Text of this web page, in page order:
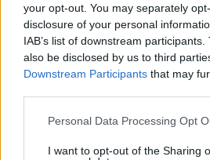
your opt-out. You may separately
disclosure of your personal
IAB’s list of downstream
also be disclosed by us to third
Downstream Participants that may
Please note that this website/app
not limited to your visit or usage
Personal Data Processing Opt
I want to opt-out of the Sharing
άσκηση πολιτικής να γίνει
αποτελεσματική», το
αποτυπώνει κεντρικές
ανάμεσα στις οποίες «η
συμπεριλαμβάνεται και μια
δέσμευση από την